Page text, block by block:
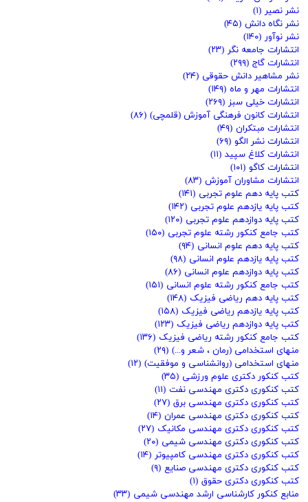
نشر نصیر (۱)
نشر نگاه دانش (۴۵)
نشر نوآور (۱۴۰)
انتشارات جامعه نگر (۲۳)
انتشارات گاج (۲۹۹)
نشر مشاهیر دانش حقوقی (۲۴)
انتشارات مهر و ماه (۱۴۹)
انتشارات خیلی سبز (۲۶۹)
انتشارات کانون فرهنگی آموزش (قلمچی) (۸۶)
انتشارات مبتکران (۴۹)
انتشارات نشر الگو (۶۹)
انتشارات کلاغ سپید (۱۱)
انتشارات کاگو (۱۰۱)
انتشارات مشاوران آموزش (۸۳)
کتب پایه دهم علوم تجربی (۱۴۱)
کتب پایه یازدهم علوم تجربی (۱۴۲)
کتب پایه دوازدهم علوم تجربی (۱۲۰)
کتب جامع کنکور رشته علوم تجربی (۱۵۰)
کتب پایه دهم علوم انسانی (۹۴)
کتب پایه یازدهم علوم انسانی (۹۸)
کتب پایه دوازدهم علوم انسانی (۸۶)
کتب جامع کنکور رشته علوم انسانی (۱۵۱)
کتب پایه دهم ریاضی فیزیک (۱۴۸)
کتب پایه یازدهم ریاضی فیزیک (۱۵۸)
کتب پایه دوازدهم ریاضی فیزیک (۱۲۳)
کتب جامع کنکور رشته ریاضی فیزیک (۱۳۶)
منهای استخدامی (رمان ، شعر و...) (۲۹)
منهای استخدامی (روانشناسی و موفقیت) (۱۲)
کتب کنکور دکتری علوم ورزشی (۳۵)
کتب کنکوری دکتری مهندسی نفت (۱۱)
کتب کنکوری دکتری مهندسی برق (۲۷)
کتب کنکوری دکتری مهندسی عمران (۱۴)
کتب کنکوری دکتری مهندسی مکانیک (۲۷)
کتب کنکوری دکتری مهندسی شیمی (۲۰)
کتب کنکوری دکتری مهندسی کامپیوتر (۱۴)
کتب کنکوری دکتری مهندسی صنایع (۹)
کتب کنکوری دکتری حقوق (۱)
منابع کنکور کارشناسی ارشد مهندسی شیمی (۳۳)